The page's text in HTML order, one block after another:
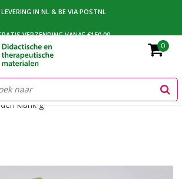
LEVERING IN NL & BE VIA POSTNL
VERZENDING VANAF €150,00
VIA IDEAL, BANCONTACT OF FACTUUR
0
klank g